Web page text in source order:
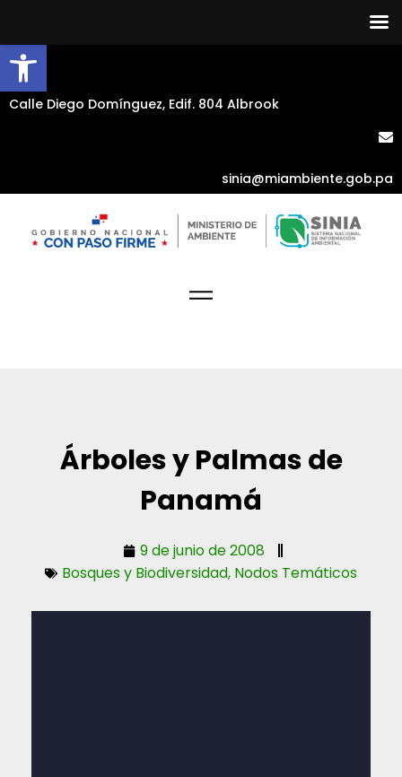
Abrir barra de herramientas
Calle Diego Domínguez, Edif. 804 Albrook
sinia@miambiente.gob.pa
Árboles y Palmas de
Panamá
9 de junio de 2008
Bosques y Biodiversidad, Nodos Temáticos